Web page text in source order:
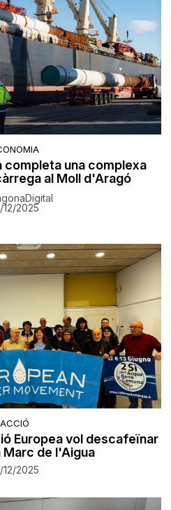
completa una complexa
al Moll d'Aragó
12/2025
ACCIÓ
Europea vol descafeïnar
Marc de l'Aigua
12/2025